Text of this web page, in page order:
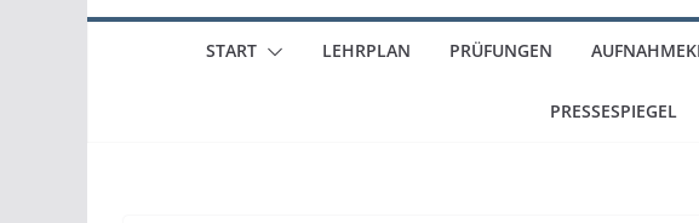
START LEHRPLAN PRÜFUNGEN
PRESSESPIEGEL